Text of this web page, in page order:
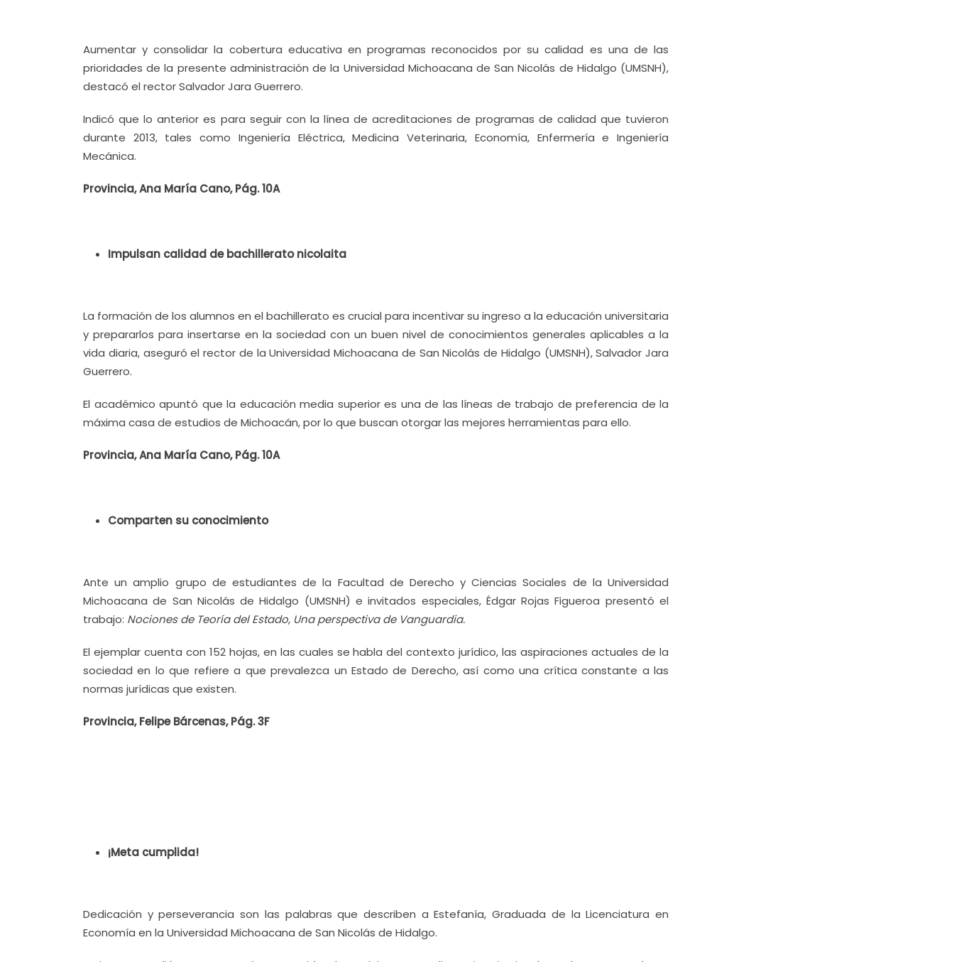
Aumentar y consolidar la cobertura educativa en programas reconocidos por su calidad es una de las
prioridades de la presente administración de la Universidad Michoacana de San Nicolás de Hidalgo (UMSNH),
destacó el rector Salvador Jara Guerrero.
Indicó que lo anterior es para seguir con la línea de acreditaciones de programas de calidad que tuvieron
durante 2013, tales como Ingeniería Eléctrica, Medicina Veterinaria, Economía, Enfermería e Ingeniería
Mecánica.
Provincia, Ana María Cano, Pág. 10A
Impulsan calidad de bachillerato nicolaita
La formación de los alumnos en el bachillerato es crucial para incentivar su ingreso a la educación universitaria
y prepararlos para insertarse en la sociedad con un buen nivel de conocimientos generales aplicables a la
vida diaria, aseguró el rector de la Universidad Michoacana de San Nicolás de Hidalgo (UMSNH), Salvador Jara
Guerrero.
El académico apuntó que la educación media superior es una de las líneas de trabajo de preferencia de la
máxima casa de estudios de Michoacán, por lo que buscan otorgar las mejores herramientas para ello.
Provincia, Ana María Cano, Pág. 10A
Comparten su conocimiento
Ante un amplio grupo de estudiantes de la Facultad de Derecho y Ciencias Sociales de la Universidad
Michoacana de San Nicolás de Hidalgo (UMSNH) e invitados especiales, Édgar Rojas Figueroa presentó el
trabajo: Nociones de Teoría del Estado, Una perspectiva de Vanguardia.
El ejemplar cuenta con 152 hojas, en las cuales se habla del contexto jurídico, las aspiraciones actuales de la
sociedad en lo que refiere a que prevalezca un Estado de Derecho, así como una crítica constante a las
normas jurídicas que existen.
Provincia, Felipe Bárcenas, Pág. 3F
¡Meta cumplida!
Dedicación y perseverancia son las palabras que describen a Estefanía, Graduada de la Licenciatura en
Economía en la Universidad Michoacana de San Nicolás de Hidalgo.